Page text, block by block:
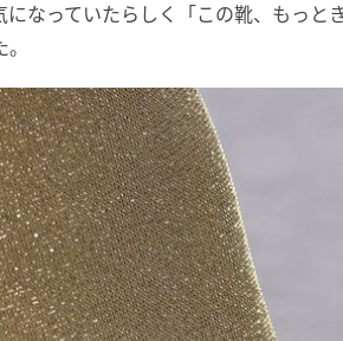
になっていたらしく「この靴、もっと